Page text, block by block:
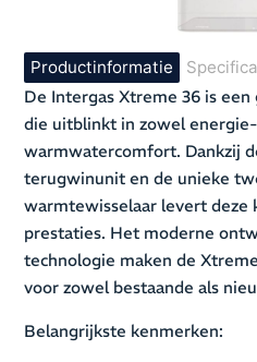
Productinformatie
De Intergas Xtreme 36 is
die uitblinkt in zowel
warmwatercomfort. Dankzij
terugwinunit en de unieke
warmtewisselaar levert deze
prestaties. Het moderne
technologie maken de
voor zowel bestaande als
Belangrijkste kenmerken: